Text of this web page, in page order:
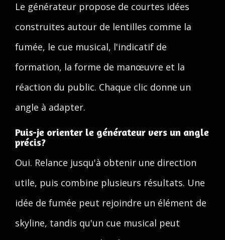
Le générateur propose de courtes idées
construites autour de lentilles comme la
fumée, le cue musical, l'indicatif de
formation, la forme de manœuvre et la
réaction du public. Chaque clic donne un
angle à adapter.
Puis-je orienter le générateur vers un angle
précis?
Oui. Relance jusqu'à obtenir une direction
utile, puis combine plusieurs résultats. Une
idée de fumée peut rejoindre un élément de
skyline, tandis qu'un cue musical peut